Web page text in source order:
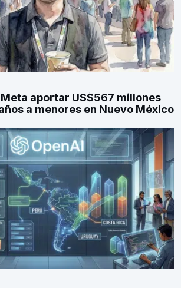
aportar US$567 millones
a menores en Nuevo México